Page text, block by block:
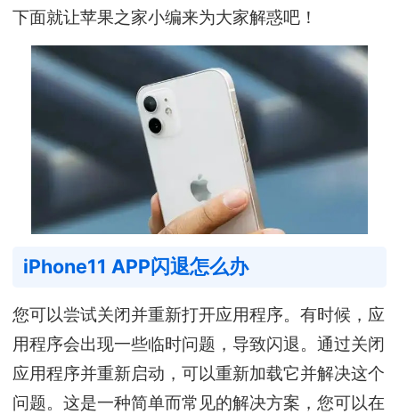
下面就让苹果之家小编来为大家解惑吧！
iPhone11 APP闪退怎么办
您可以尝试关闭并重新打开应用程序。有时候，应
用程序会出现一些临时问题，导致闪退。通过关闭
应用程序并重新启动，可以重新加载它并解决这个
问题。这是一种简单而常见的解决方案，您可以在